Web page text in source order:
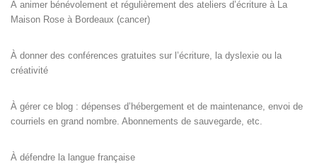
À animer bénévolement et régulièrement des ateliers d’écriture à La
Maison Rose à Bordeaux (cancer)
À donner des conférences gratuites sur l’écriture, la dyslexie ou la
créativité
À gérer ce blog : dépenses d’hébergement et de maintenance, envoi de
courriels en grand nombre. Abonnements de sauvegarde, etc.
À défendre la langue française